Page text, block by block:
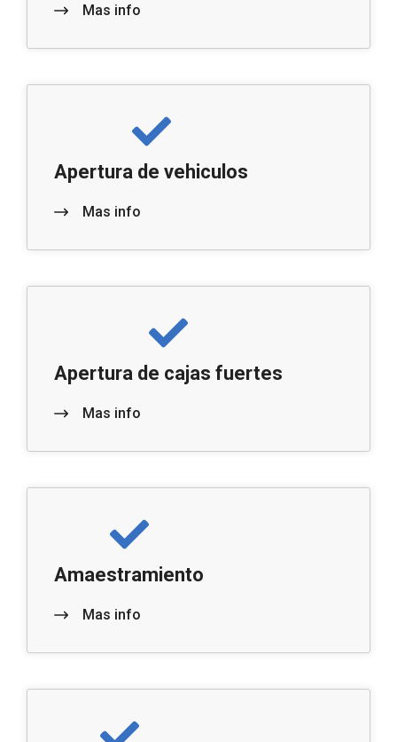
Mas info
Apertura de vehiculos
Mas info
Apertura de cajas fuertes
Mas info
Amaestramiento
Mas info